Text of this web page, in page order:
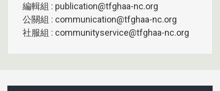
編輯組 : publication@tfghaa-nc.org
公關組 : communication@tfghaa-nc.org
社服組 : communityservice@tfghaa-nc.org